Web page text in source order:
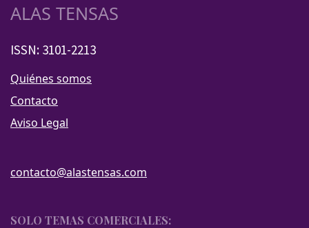
ALAS TENSAS
ISSN: 3101-2213
Quiénes somos
Contacto
Aviso Legal
contacto@alastensas.com
SOLO TEMAS COMERCIALES: